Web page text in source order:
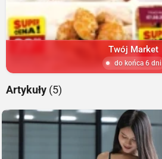
Twój Market
do końca 6 dni
Artykuły (5)